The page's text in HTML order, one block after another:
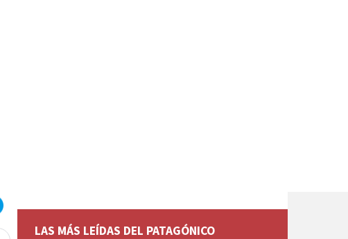
LAS MÁS LEÍDAS DEL PATAGÓNICO